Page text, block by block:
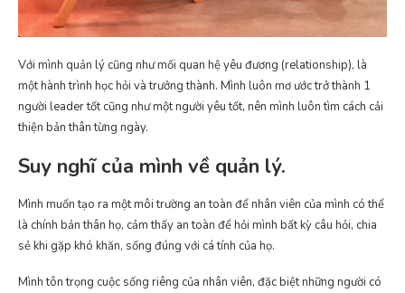
Với mình quản lý cũng như mối quan hệ yêu đương (relationship), là
một hành trình học hỏi và trưởng thành. Mình luôn mơ ước trở thành 1
người leader tốt cũng như một người yêu tốt, nên mình luôn tìm cách cải
thiện bản thân từng ngày.
Suy nghĩ của mình về quản lý.
Mình muốn tạo ra một môi trường an toàn để nhân viên của mình có thể
là chính bản thân họ, cảm thấy an toàn để hỏi mình bất kỳ câu hỏi, chia
sẻ khi gặp khó khăn, sống đúng với cá tính của họ.
Mình tôn trọng cuộc sống riêng của nhân viên, đặc biệt những người có